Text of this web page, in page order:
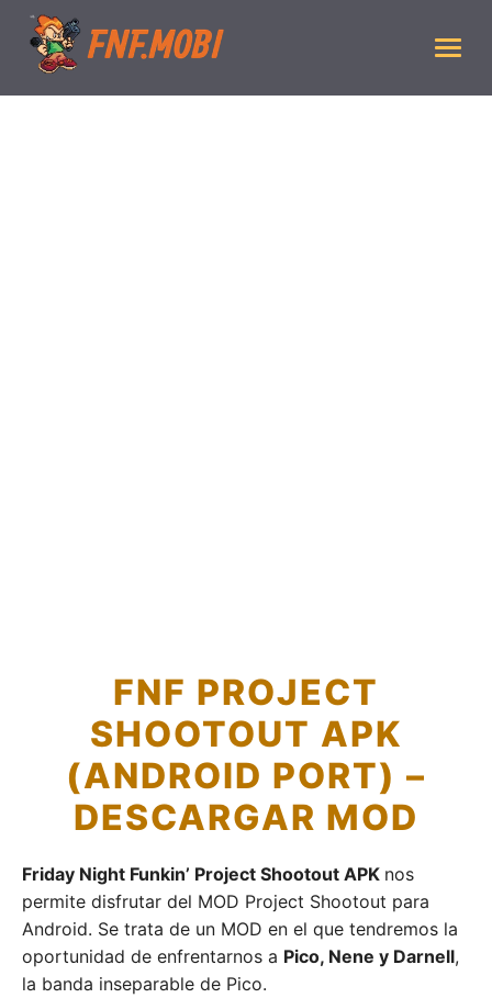
FNF PROJECT
SHOOTOUT APK
(ANDROID PORT) –
DESCARGAR MOD
Friday Night Funkin’ Project Shootout APK nos
permite disfrutar del MOD Project Shootout para
Android. Se trata de un MOD en el que tendremos la
oportunidad de enfrentarnos a Pico, Nene y Darnell,
la banda inseparable de Pico.